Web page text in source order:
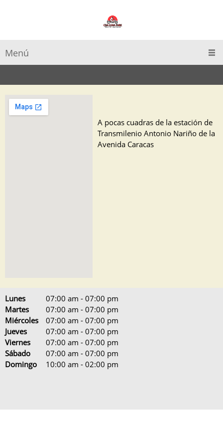
Menú
A pocas cuadras de la estación de
Transmilenio Antonio Nariño de la
Avenida Caracas
Lunes 07:00 am - 07:00 pm
Martes
07:00 am - 07:00 pm
Miércoles
07:00 am - 07:00 pm
Jueves
07:00 am - 07:00 pm
Viernes
07:00 am - 07:00 pm
Sábado
07:00 am - 07:00 pm
Domingo
10:00 am - 02:00 pm